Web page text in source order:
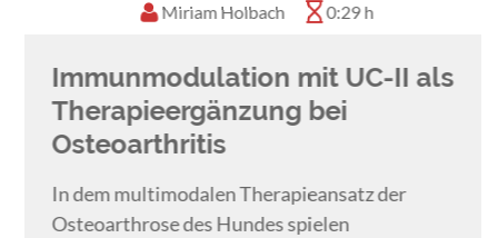
Miriam Holbach 0:29 h
Immunmodulation mit UC-II als
Therapieergänzung bei
Osteoarthritis
In dem multimodalen Therapieansatz der
Osteoarthrose des Hundes spielen